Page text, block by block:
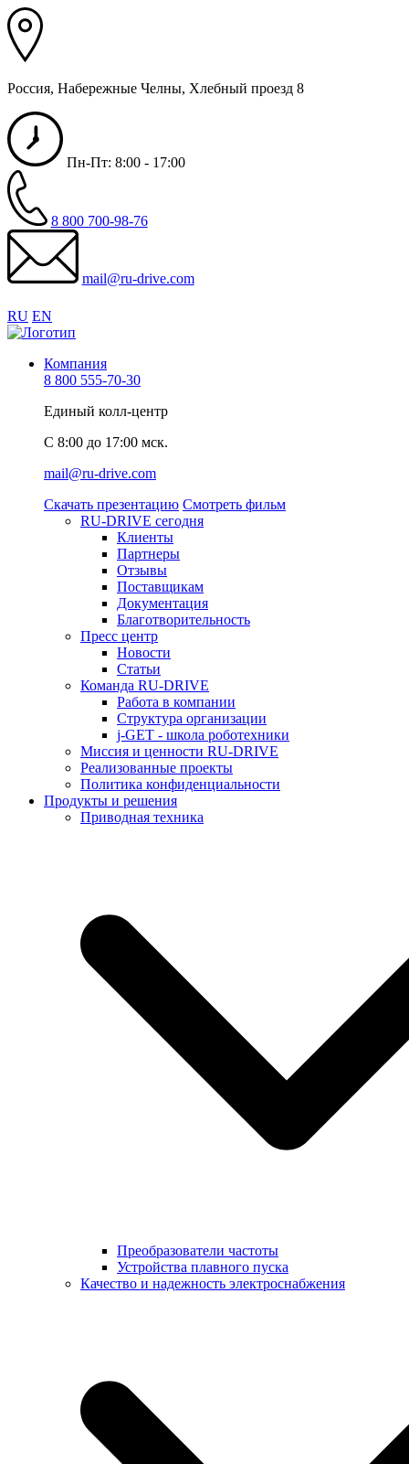
Россия, Набережные Челны, Хлебный проезд 8
Пн-Пт: 8:00 - 17:00
8 800 700-98-76
mail@ru-drive.com
RU EN
Компания
8 800 555-70-30
Единый колл-центр
C 8:00 до 17:00 мск.
mail@ru-drive.com
Скачать презентацию Смотреть фильм
RU-DRIVE сегодня
Клиенты
Партнеры
Отзывы
Поставщикам
Документация
Благотворительность
Пресс центр
Новости
Статьи
Команда RU-DRIVE
Работа в компании
Структура организации
j-GET - школа роботехники
Миссия и ценности RU-DRIVE
Реализованные проекты
Политика конфиденциальности
Продукты и решения
Приводная техника
Преобразователи частоты
Устройства плавного пуска
Качество и надежность электроснабжения